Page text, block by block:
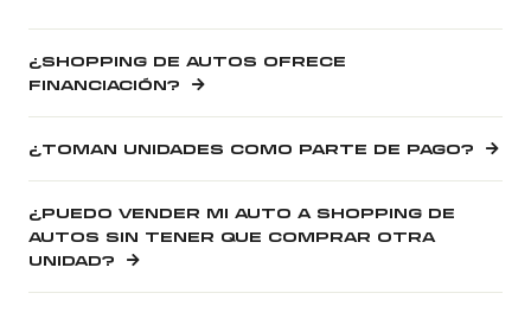
¿SHOPPING DE AUTOS OFRECE
FINANCIACIÓN?
¿TOMAN UNIDADES COMO PARTE DE PAGO?
¿PUEDO VENDER MI AUTO A SHOPPING DE
AUTOS SIN TENER QUE COMPRAR OTRA
UNIDAD?